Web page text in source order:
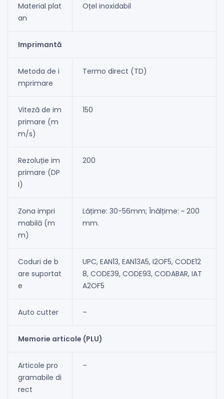
Material plat
an
Oțel inoxidabil
Imprimantă
Metoda de i
mprimare
Termo direct (TD)
Viteză de im
primare (m
m/s)
150
Rezoluție im
primare (DP
I)
200
Zona impri
mabilă (m
m)
Lățime: 30-56mm; Înălțime: ~ 200
mm.
Coduri de b
are suportat
e
UPC, EAN13, EAN13A5, I2OF5, CODE12
8, CODE39, CODE93, CODABAR, IAT
A2OF5
Auto cutter –
Memorie articole (PLU)
Articole pro
gramabile di
rect
–